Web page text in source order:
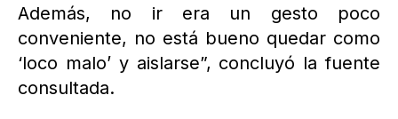
Además, no ir era un gesto poco
conveniente, no está bueno quedar como
‘loco malo’ y aislarse”, concluyó la fuente
consultada.